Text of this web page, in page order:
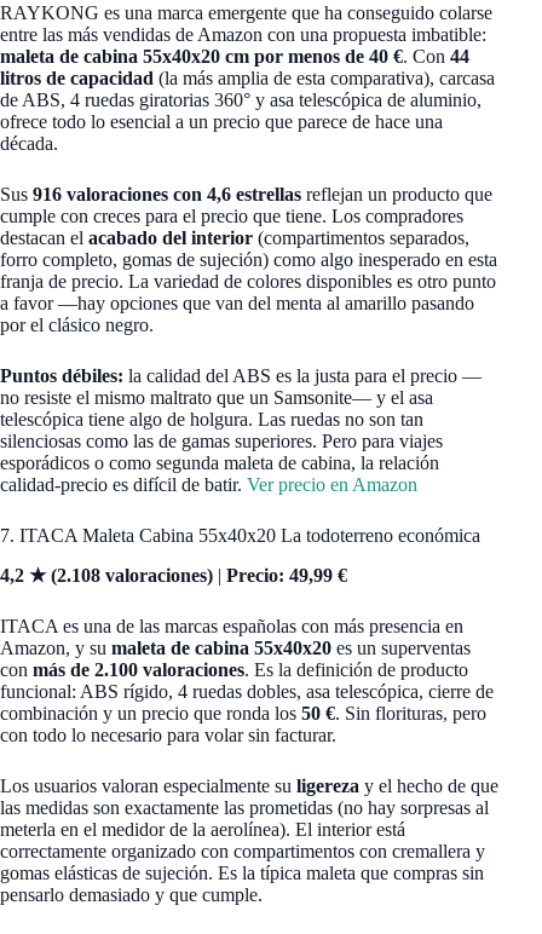
RAYKONG es una marca emergente que ha conseguido colarse
entre las más vendidas de Amazon con una propuesta imbatible:
maleta de cabina 55x40x20 cm por menos de 40 €. Con 44
litros de capacidad (la más amplia de esta comparativa), carcasa
de ABS, 4 ruedas giratorias 360° y asa telescópica de aluminio,
ofrece todo lo esencial a un precio que parece de hace una
década.
Sus 916 valoraciones con 4,6 estrellas reflejan un producto que
cumple con creces para el precio que tiene. Los compradores
destacan el acabado del interior (compartimentos separados,
forro completo, gomas de sujeción) como algo inesperado en esta
franja de precio. La variedad de colores disponibles es otro punto
a favor —hay opciones que van del menta al amarillo pasando
por el clásico negro.
Puntos débiles: la calidad del ABS es la justa para el precio —
no resiste el mismo maltrato que un Samsonite— y el asa
telescópica tiene algo de holgura. Las ruedas no son tan
silenciosas como las de gamas superiores. Pero para viajes
esporádicos o como segunda maleta de cabina, la relación
calidad-precio es difícil de batir. Ver precio en Amazon
7. ITACA Maleta Cabina 55x40x20 La todoterreno económica
4,2 ★ (2.108 valoraciones)
Precio: 49,99 €
ITACA es una de las marcas españolas con más presencia en
Amazon, y su maleta de cabina 55x40x20 es un superventas
con más de 2.100 valoraciones. Es la definición de producto
funcional: ABS rígido, 4 ruedas dobles, asa telescópica, cierre de
combinación y un precio que ronda los 50 €. Sin florituras, pero
con todo lo necesario para volar sin facturar.
Los usuarios valoran especialmente su ligereza y el hecho de que
las medidas son exactamente las prometidas (no hay sorpresas al
meterla en el medidor de la aerolínea). El interior está
correctamente organizado con compartimentos con cremallera y
gomas elásticas de sujeción. Es la típica maleta que compras sin
pensarlo demasiado y que cumple.